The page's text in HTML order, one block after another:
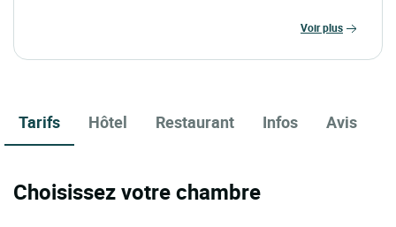
voir plus
Tarifs Hôtel Restaurant Infos Avis
Choisissez votre chambre